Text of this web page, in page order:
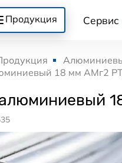
Продукция Сервис
18 мм АМг2